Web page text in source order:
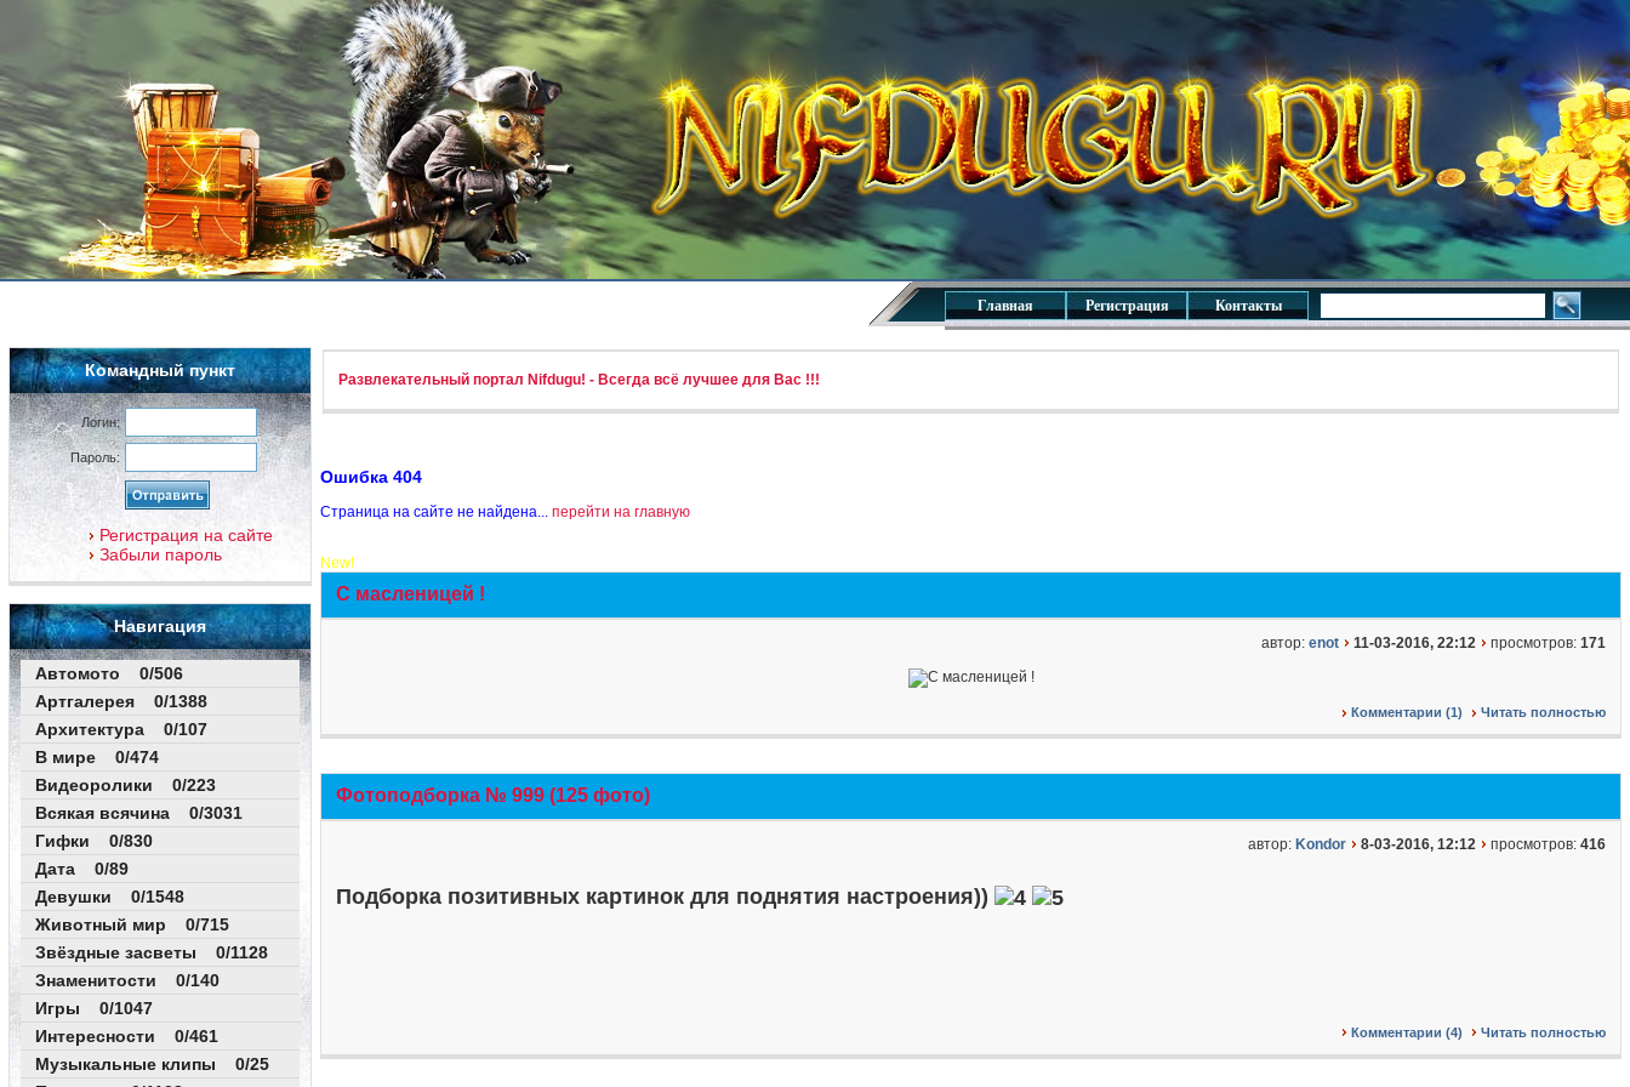
Главная Регистрация Контакты
Командный пункт
Логин:
Пароль:
Регистрация на сайте
Забыли пароль
Навигация
Автомото 0/506
Артгалерея 0/1388
Архитектура 0/107
В мире 0/474
Видеоролики 0/223
Всякая всячина 0/3031
Гифки 0/830
Дата 0/89
Девушки 0/1548
Животный мир 0/715
Звёздные засветы 0/1128
Знаменитости 0/140
Игры 0/1047
Интересности 0/461
Музыкальные клипы 0/25
Развлекательный портал Nifdugu! - Всегда всё лучшее для Вас !!!
Ошибка 404
Страница на сайте не найдена... перейти на главную
New!
С масленицей !
автор: enot 11-03-2016, 22:12 просмотров: 171
Комментарии (1) Читать полностью
Фотоподборка № 999 (125 фото)
автор: Kondor 8-03-2016, 12:12 просмотров: 416
Подборка позитивных картинок для поднятия настроения))
Комментарии (4) Читать полностью